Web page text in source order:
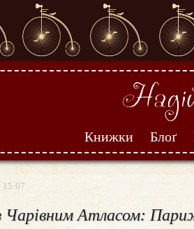
Книжки Блоґ
15:07
Чарівним Атласом: